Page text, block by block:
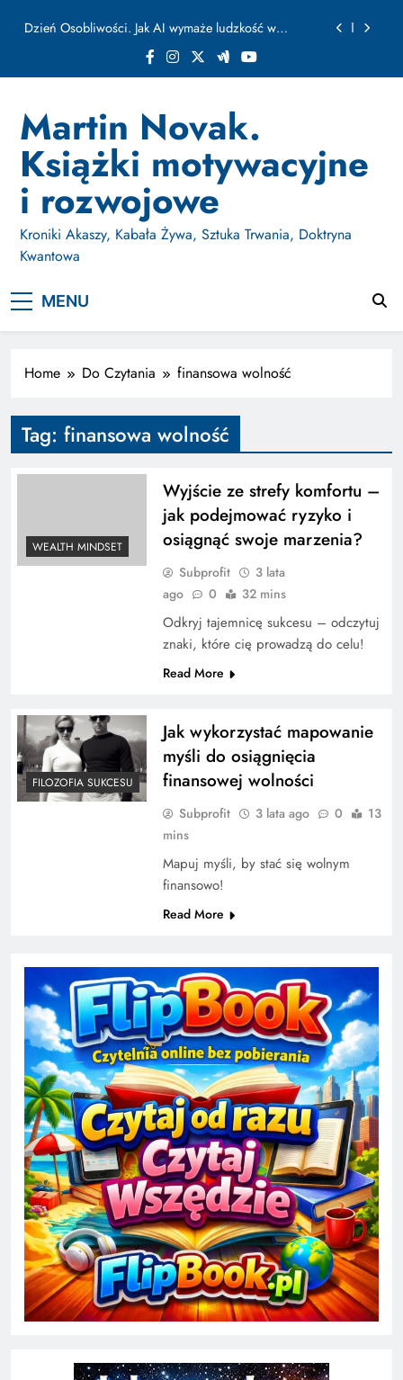
Jak Budować Myślokształty Powodzenia
Jak Projektować i Aktywować Myślokształty dla
Osiągania Celów w Codziennym Życiu
Dzień Osobliwości. Jak AI wymaże ludzkość w
ułamku sekundy
Jak Budować Myślokształty Powodzenia
Jak Projektować i Aktywować Myślokształty dla
Osiągania Celów w Codziennym Życiu
Martin Novak.
Książki motywacyjne
i rozwojowe
Kroniki Akaszy, Kabała Żywa, Sztuka Trwania, Doktryna
Kwantowa
MENU
Home Do Czytania finansowa wolność
Tag: finansowa wolność
WEALTH MINDSET
Wyjście ze strefy komfortu –
jak podejmować ryzyko i
osiągnąć swoje marzenia?
Subprofit
3 lata
ago
0 32 mins
Odkryj tajemnicę sukcesu – odczytuj
znaki, które cię prowadzą do celu!
Read More
FILOZOFIA SUKCESU
Jak wykorzystać mapowanie
myśli do osiągnięcia
finansowej wolności
Subprofit 3 lata ago 0
13
mins
Mapuj myśli, by stać się wolnym
finansowo!
Read More